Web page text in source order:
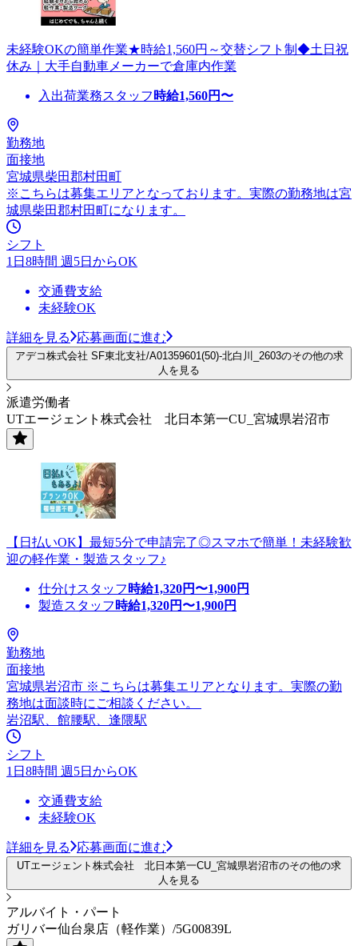
未経験OKの簡単作業★時給1,560円～交替シフト制◆土日祝
休み｜大手自動車メーカーで倉庫内作業
入出荷業務スタッフ 時給1,560円〜
勤務地
面接地
宮城県柴田郡村田町
※こちらは募集エリアとなっております。実際の勤務地は宮
城県柴田郡村田町になります。
シフト
1日8時間 週5日からOK
交通費支給
未経験OK
詳細を見る 応募画面に進む
アデコ株式会社 SF東北支社/A01359601(50)-北白川_2603のその他の求
人を見る
派遣労働者
UTエージェント株式会社 北日本第一CU_宮城県岩沼市
【日払いOK】最短5分で申請完了◎スマホで簡単！未経験歓
迎の軽作業・製造スタッフ♪
仕分けスタッフ 時給1,320円〜1,900円
製造スタッフ 時給1,320円〜1,900円
勤務地
面接地
宮城県岩沼市 ※こちらは募集エリアとなります。実際の勤
務地は面談時にご相談ください。
岩沼駅、館腰駅、逢隈駅
シフト
1日8時間 週5日からOK
交通費支給
未経験OK
詳細を見る 応募画面に進む
UTエージェント株式会社 北日本第一CU_宮城県岩沼市のその他の求
人を見る
アルバイト・パート
ガリバー仙台泉店（軽作業）/5G00839L